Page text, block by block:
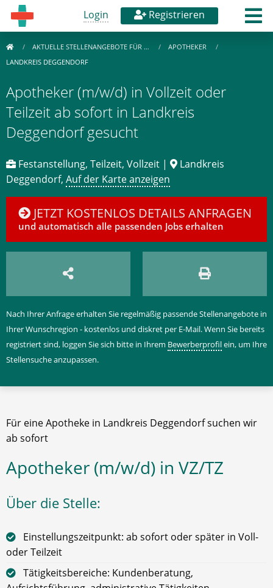
Login Registrieren
AKTUELLE STELLENANGEBOTE FÜR …
APOTHEKER
LANDKREIS DEGGENDORF
Apotheker (m/w/d) in Vollzeit oder
Teilzeit ab sofort in Landkreis
Deggendorf gesucht
Festanstellung, Teilzeit, Vollzeit |
Landkreis
Deggendorf, Auf der Karte anzeigen
JETZT KOSTENLOS DETAILS ANFRAGEN
und automatisch alle passenden Jobs erhalten
Nach Ihrer Anfrage erhalten Sie regelmäßig passende Stellenangebote in
Ihrer Wunschregion - kostenlos und diskret per E-Mail. Wenn Sie bereits
registriert sind, loggen Sie sich bitte in Ihrem Bewerberprofilein, um Ihre
Stellensuche anzupassen.
Für eine Apotheke in Landkreis Deggendorf suchen wir
ab sofort
Apotheker (m/w/d) in VZ/TZ
Über die Stelle:
Einstellungszeitpunkt: ab sofort oder später in Voll-
oder Teilzeit
Tätigkeitsbereiche: Kundenberatung,